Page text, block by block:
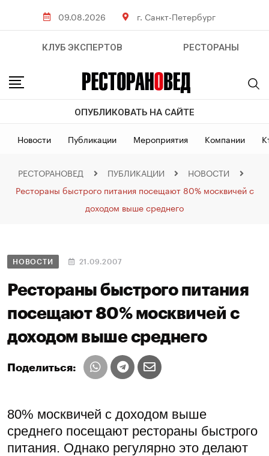
09.08.2026 г. Санкт-Петербург
КЛУБ ЭКСПЕРТОВ РЕСТОРАНЫ
ОПУБЛИКОВАТЬ НА САЙТЕ
Новости Публикации Мероприятия Компании
РЕСТОРАНОВЕД ПУБЛИКАЦИИ
НОВОСТИ
Рестораны быстрого питания посещают 80% москвичей с
доходом выше среднего
НОВОСТИ 21.09.2007
Рестораны быстрого питания
посещают 80% москвичей с
доходом выше среднего
Поделиться:
80% москвичей с доходом выше
среднего посещают рестораны быстрого
питания. Однако регулярно это делают